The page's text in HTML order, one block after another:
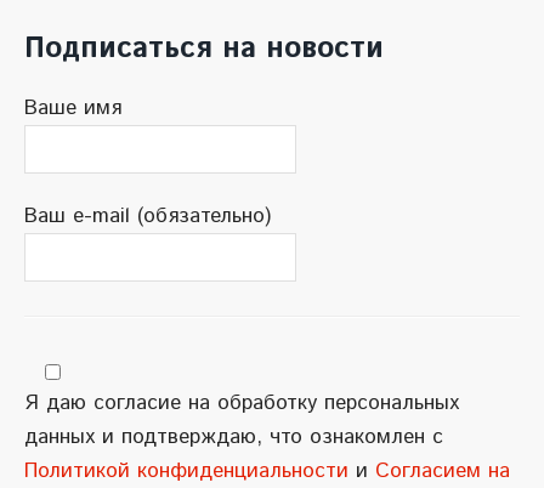
Подписаться на новости
Ваше имя
Ваш e-mail (обязательно)
Я даю согласие на обработку персональных
данных и подтверждаю, что ознакомлен с
Политикой конфиденциальности и Согласием на